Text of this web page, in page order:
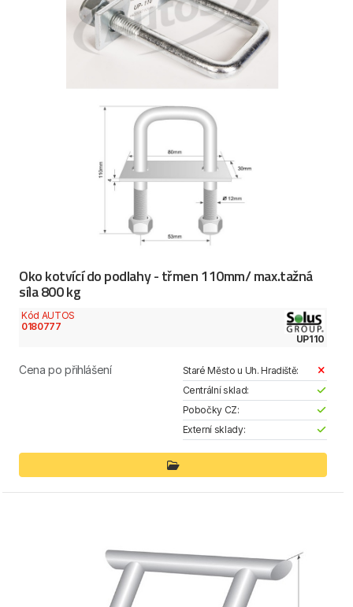
Oko kotvící do podlahy - třmen 110mm/ max.tažná
síla 800 kg
Kód AUTOS
0180777
UP110
Cena po přihlášení
Staré Město u Uh. Hradiště:
Centrální sklad:
Pobočky CZ:
Externí sklady: